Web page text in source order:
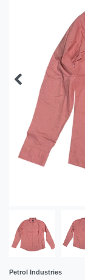
Petrol Industries